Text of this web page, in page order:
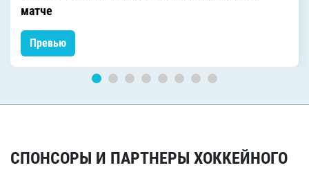
матче
Превью
СПОНСОРЫ И ПАРТНЕРЫ ХОККЕЙНОГО